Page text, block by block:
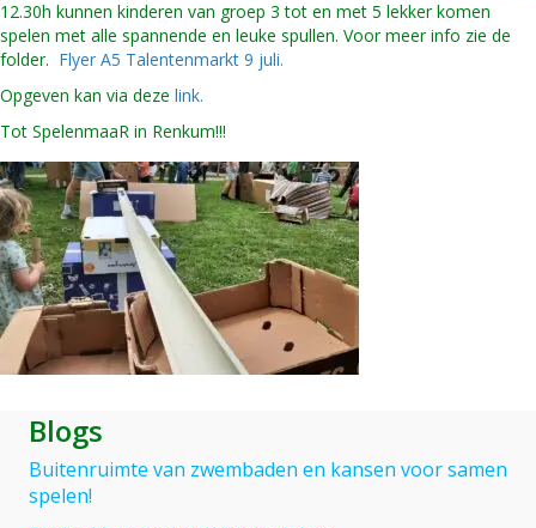
12.30h kunnen kinderen van groep 3 tot en met 5 lekker komen
spelen met alle spannende en leuke spullen. Voor meer info zie de
folder. Flyer A5 Talentenmarkt 9 juli.
Opgeven kan via deze link.
Tot SpelenmaaR in Renkum!!!
Blogs
Buitenruimte van zwembaden en kansen voor samen
spelen!